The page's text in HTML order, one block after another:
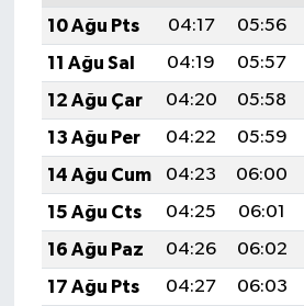
10 Ağu Pts
04:17 05:56
11 Ağu Sal
04:19 05:57
12 Ağu Çar
04:20 05:58
13 Ağu Per
04:22 05:59
14 Ağu Cum
04:23 06:00
15 Ağu Cts
04:25 06:01
16 Ağu Paz
04:26 06:02
17 Ağu Pts
04:27 06:03